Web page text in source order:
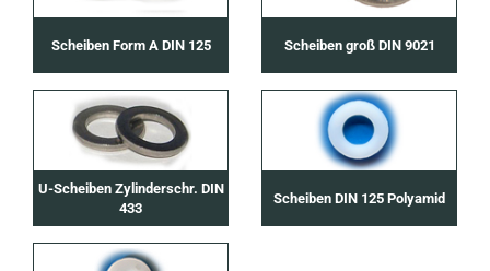
Scheiben Form A DIN 125 Scheiben groß DIN 9021
U-Scheiben Zylinderschr. DIN
433
Scheiben DIN 125 Polyamid